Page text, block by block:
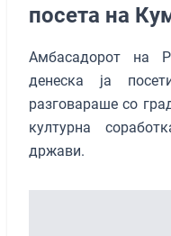
посета на
Амбасадорот на
денеска ја
разговараше со
културна
држави.